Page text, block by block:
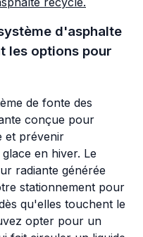
d'asphalte
les options pour
de fonte des
conçue pour
et prévenir
en hiver. Le
radiante générée
stationnement pour
qu'elles touchent le
opter pour un